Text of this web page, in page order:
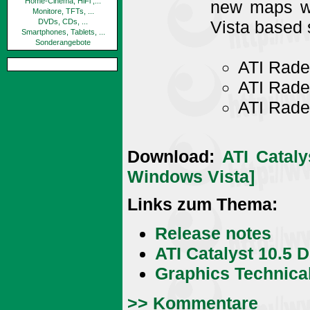
Monitore, TFTs, ...
DVDs, CDs, ...
Smartphones, Tablets, ...
Sonderangebote
new maps
Vista based
ATI
ATI
ATI
Download: ATI
Windows Vista]
Links zum Thema:
Release notes
ATI Catalyst 10.5
Graphics
>> Kommentare